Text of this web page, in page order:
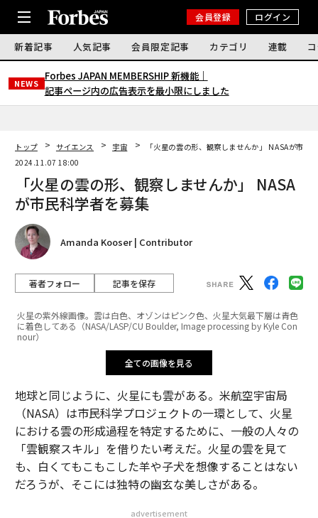
会員登録 ログイン
新着記事 人気記事 会員限定記事 カテゴリ 連載
NEWS
Forbes JAPAN MEMBERSHIP 新機能｜
記事ページ内の広告表示を最小限にしました
トップ サイエンス 宇宙
「火星の雲の形、観察しませんか」 NASAが市民
2024.11.07 18:00
「火星の雲の形、観察しませんか」 NASA
が市民科学者を募集
Amanda Kooser | Contributor
著者フォロー 記事を保存
火星の紫外線画像。雲は白色、オゾンはピンク色、火星大気最下層は青色
に着色してある（NASA/LASP/CU Boulder, Image processing by Kyle Con
nour）
全ての画像を見る
地球と同じように、火星にも雲がある。米航空宇宙局
（NASA）は市民科学プロジェクトの一環として、火星
における雲の形成過程を特定するために、一般の人々の
「雲観察スキル」を借りたい考えだ。火星の雲を見て
も、白くてもこもこした羊や子犬を想像することはない
だろうが、そこには独特の幽玄な美しさがある。
advertisement